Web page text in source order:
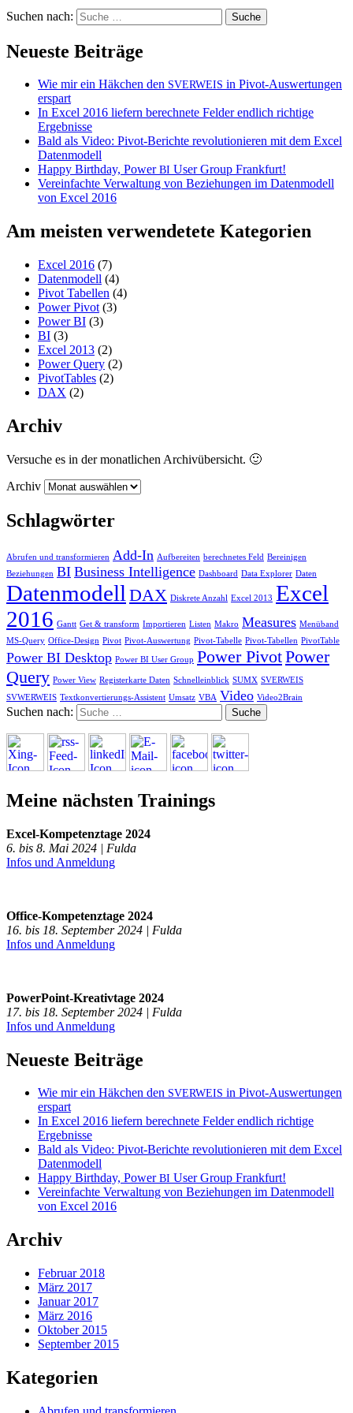
Suchen nach:
Neueste Beiträge
Wie mir ein Häkchen den SVERWEIS in Pivot-Auswertungen
erspart
In Excel 2016 liefern berechnete Felder endlich richtige
Ergebnisse
Bald als Video: Pivot-Berichte revolutionieren mit dem Excel
Datenmodell
Happy Birthday, PowerBI User Group Frankfurt!
Vereinfachte Verwaltung von Beziehungen im Datenmodell
von Excel 2016
Am meisten verwendetete Kategorien
Excel 2016 (7)
Datenmodell (4)
Pivot Tabellen (4)
Power Pivot (3)
Power BI (3)
BI (3)
Excel 2013 (2)
Power Query (2)
PivotTables (2)
DAX (2)
Archiv
Versuche es in der monatlichen Archivübersicht. 🙂
Archiv
Schlagwörter
Abrufen und transformieren Add-In Aufbereiten berechnetes Feld Bereinigen
Beziehungen BI Business Intelligence Dashboard Data Explorer Daten
Datenmodell DAX Diskrete Anzahl Excel 2013 Excel
2016 Gantt Get & transform Importieren Listen Makro Measures Menüband
MS-Query Office-Design Pivot Pivot-Auswertung Pivot-Tabelle Pivot-Tabellen PivotTable
Power BI Desktop Power BI User Group Power PivotPower
Query Power View Registerkarte Daten Schnelleinblick SUMX SVERWEIS
SVWERWEIS Textkonvertierungs-Assistent Umsatz VBA Video Video2Brain
Suchen nach:
Meine nächsten Trainings
Excel-Kompetenztage 2024
6. bis 8. Mai 2024 | Fulda
Infos und Anmeldung
Office-Kompetenztage 2024
16. bis 18. September 2024 | Fulda
Infos und Anmeldung
PowerPoint-Kreativtage 2024
17. bis 18. September 2024 | Fulda
Infos und Anmeldung
Neueste Beiträge
Wie mir ein Häkchen den SVERWEIS in Pivot-Auswertungen
erspart
In Excel 2016 liefern berechnete Felder endlich richtige
Ergebnisse
Bald als Video: Pivot-Berichte revolutionieren mit dem Excel
Datenmodell
Happy Birthday, PowerBI User Group Frankfurt!
Vereinfachte Verwaltung von Beziehungen im Datenmodell
von Excel 2016
Archiv
Februar 2018
März 2017
Januar 2017
März 2016
Oktober 2015
September 2015
Kategorien